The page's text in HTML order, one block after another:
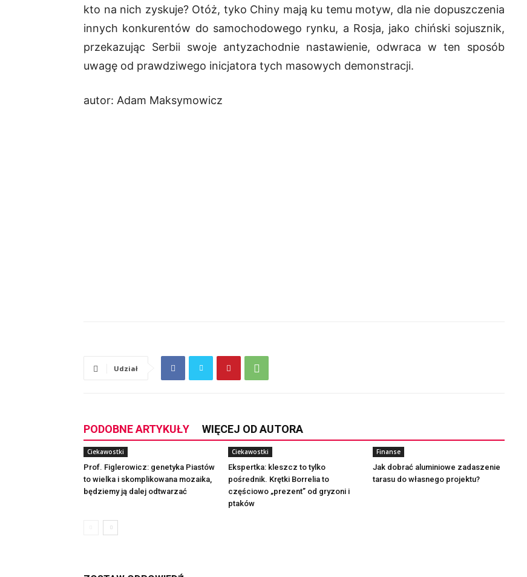
kto na nich zyskuje? Otóż, tyko Chiny mają ku temu motyw, dla nie dopuszczenia
innych konkurentów do samochodowego rynku, a Rosja, jako chiński sojusznik,
przekazując Serbii swoje antyzachodnie nastawienie, odwraca w ten sposób
uwagę od prawdziwego inicjatora tych masowych demonstracji.
autor: Adam Maksymowicz
Udział
PODOBNE ARTYKUŁY WIĘCEJ OD AUTORA
Ciekawostki
Prof. Figlerowicz: genetyka Piastów
to wielka i skomplikowana mozaika,
będziemy ją dalej odtwarzać
Ciekawostki
Ekspertka: kleszcz to tylko
pośrednik. Krętki Borrelia to
częściowo „prezent” od gryzoni i
ptaków
Finanse
Jak dobrać aluminiowe zadaszenie
tarasu do własnego projektu?